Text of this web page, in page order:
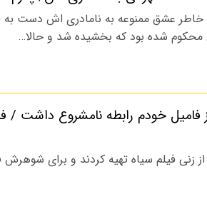
خاطر عشق ممنوعه به نامادری اش دست به
شده بود که بخشیده شد و حالا…
۵ مرد از فامیل خودم رابطه نامشروع داشت
اجتماعی
زن جوان که متهم است همسرش
را با خودرو…